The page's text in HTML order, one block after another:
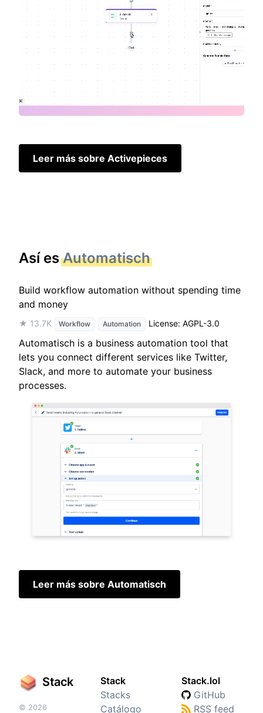
Leer más sobre Activepieces
Así esAutomatisch
Build workflow automation without spending time
and money
★ 13.7K Workflow Automation License: AGPL-3.0
Automatisch is a business automation tool that
lets you connect different services like Twitter,
Slack, and more to automate your business
processes.
Leer más sobre Automatisch
Stack
© 2026
Stack
Stacks
Catálogo
Stack.lol
GitHub
RSS feed